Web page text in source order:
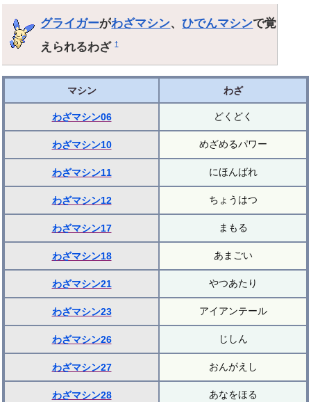
グライガーがわざマシン、ひでんマシンで覚
えられるわざ†
マシン わざ
わざマシン06 どくどく
わざマシン10 めざめるパワー
わざマシン11 にほんばれ
わざマシン12 ちょうはつ
わざマシン17 まもる
わざマシン18 あまごい
わざマシン21 やつあたり
わざマシン23 アイアンテール
わざマシン26 じしん
わざマシン27 おんがえし
わざマシン28 あなをほる